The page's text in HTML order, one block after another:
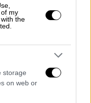
my
the
storage
on web or
Charles de Gaulle
τους
οι 645
των
ακόμη
της
Δυνάμεων